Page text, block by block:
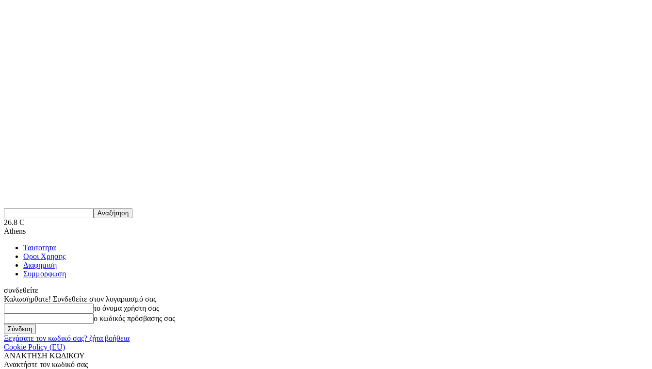
26.8 C
Athens
Ταυτοτητα
Οροι Χρησης
Διαφημιση
Συμμορφωση
συνδεθείτε
Καλωσήρθατε! Συνδεθείτε στον λογαριασμό σας
το όνομα χρήστη σας
ο κωδικός πρόσβασης σας
Ξεχάσατε τον κωδικό σας? ζήτα βοήθεια
Cookie Policy (EU)
ΑΝΑΚΤΗΣΗ ΚΩΔΙΚΟΥ
Ανακτήστε τον κωδικό σας